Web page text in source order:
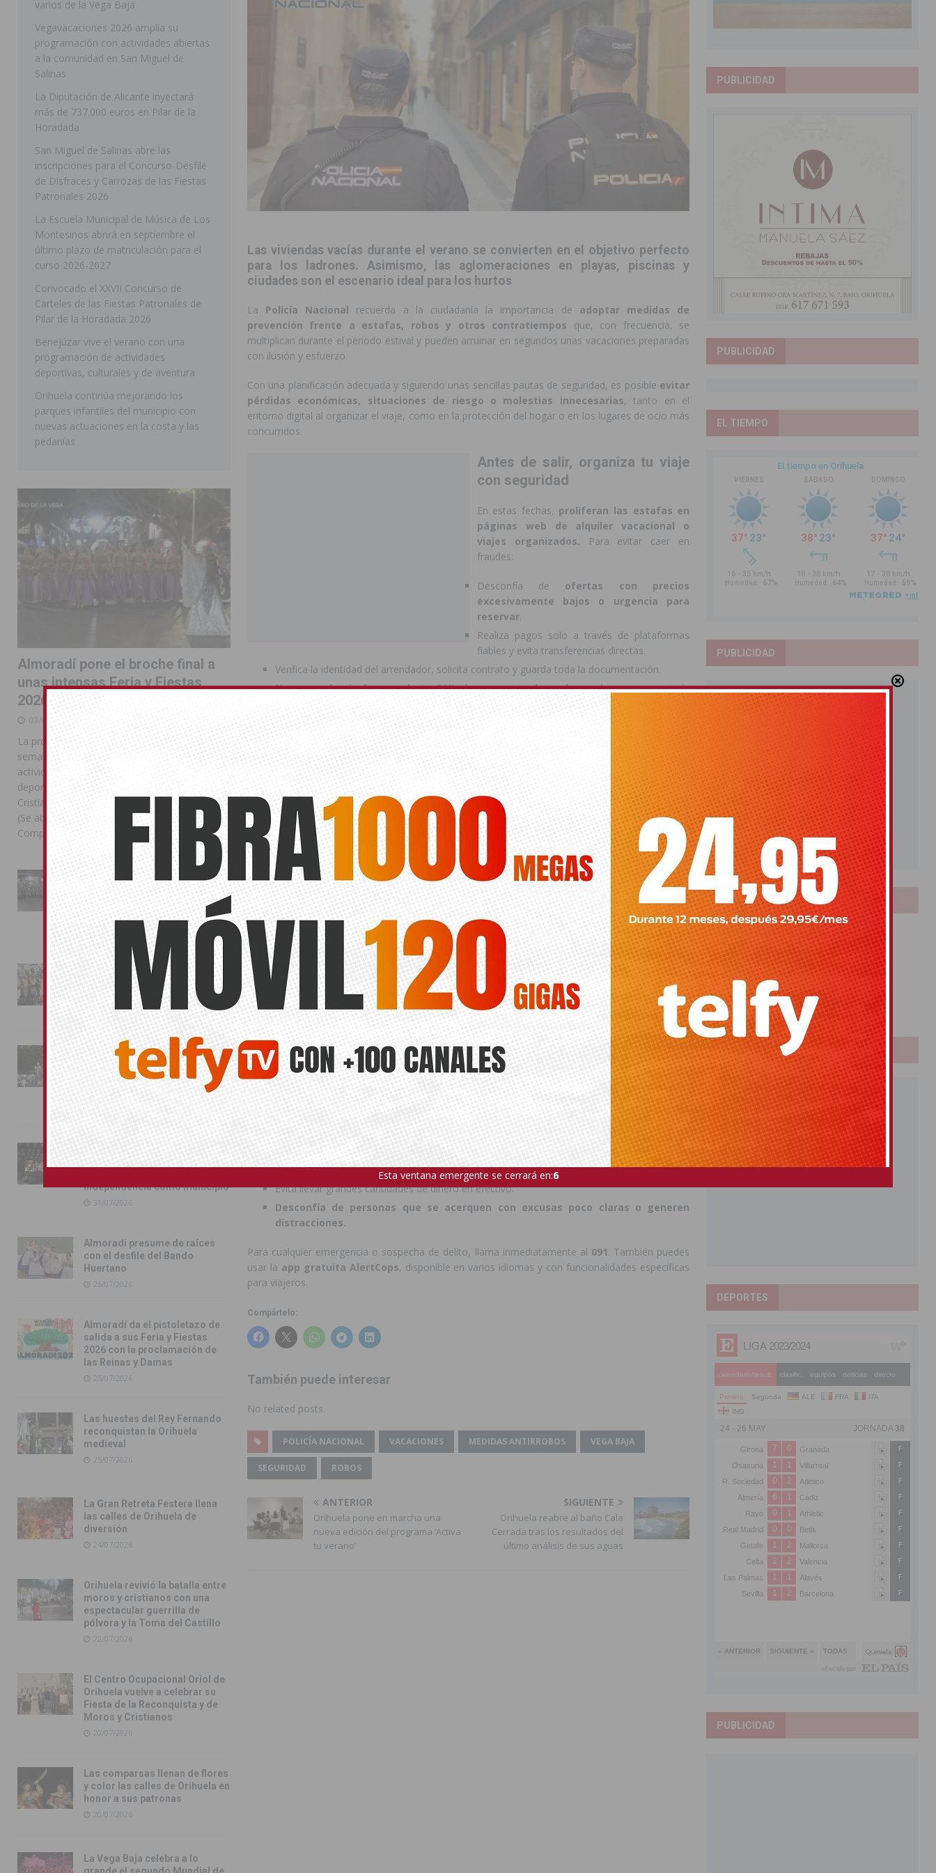
[ 05/08/2026 ]
Orihuela ultima diferentes soluciones para garantizar la seguridad y la continuidad educativa del alumnado del
CEIP Virgen de la Puerta
ORIHUELA
Torrevieja presenta su programación de finales de 2026 tras superar los 78.000 espectadores
[ 05/08/2026 ] Sanidad Orihuela llama a observar el eclipse solar del 12 de agosto con protección homologada y a planificar
los desplazamientos
ORIHUELA
Orihuela acogerá una sesión informativa sobre los recursos disponibles para las mujeres víctimas de violencia
ORIHUELA
[ 06/08/2026 ]
Redován presenta la programación de sus Fiestas Patronales en honor a la Virgen de la Salud y San Miguel
[ 06/08/2026 ] El PSOE denuncia una nueva prórroga de la ORA en Orihuela ‘sin mejoras ni bonificaciones’
[ 06/08/2026 ]
La Diputación destina dos millones de euros a la prevención de incendios en los municipios alicantinos, entre
ellos varios de la Vega Baja
COMARCA
[ 06/08/2026 ] Vegavacaciones 2026 amplía su programación con actividades abiertas a la comunidad en San Miguel de Salinas
Las viviendas vacías durante el verano se convierten en el objetivo perfecto
para los ladrones. Asimismo, l as aglomeraciones en playas, piscinas y
ciudades son el escenario ideal para los hurtos
La Policía Nacional recuerda a la ciudadanía la importancia de adoptar medidas de
prevención frente a estafas, robos y otros contratiempos que, con frecuencia, se
multiplican durante el periodo estival y pueden arruinar en segundos unas vacaciones preparadas
con ilusión y esfuerzo.
Con una planificación adecuada y siguiendo unas sencillas pautas de seguridad, es posible evitar
pérdidas económicas, situaciones de riesgo o molestias innecesarias, tanto en el
entorno digital al organizar el viaje, como en la protección del hogar o en los lugares de ocio más
concurridos.
Antes de salir, organiza tu viaje
con seguridad
En estas fechas, proliferan las estafas en
páginas web de alquiler vacacional o
viajes organizados. Para evitar caer en
fraudes:
Desconfía de ofertas con precios
excesivamente bajos o urgencia para
reservar.
Realiza pagos solo a través de plataformas
fiables y evita transferencias directas.
Verifica la identidad del arrendador, solicita contrato y guarda toda la documentación.
Nunca envíes imágenes de tu DNI ni compartas datos bancariospor mensajería
Asegúrate de que tu documentación esté en regla antes de viajar
El DNIpuede renovarse hasta 180 días antes de su caducidad.
Pasaporte
, hasta un año antes.
Sin estos documentos en vigor, podrías no poder embarcar, coger un tren o alojarte en un
hotel.
Protege tu vivienda
Durante las ausencias prolongadas,es fundamental que tu casa no dé sensación de estar
vacía.
No anunciar en redes sociales que te vas de vacaciones.
Programar luces con temporizadores o encender una radio o televisión en
horarios clave
Pedir a alguien de confianza que recoja el correo y vigile la vivienda, sobre todo con
marcajes en las puertas con pequeños plásticos o hilos de pegamento.
Cerrar puertas y ventanas con llave y activar sistemas de alarma o video vigilancia si los
tienes.
En la playa, la piscina o zonas concurridas, cuida tus pertenencias
Los amigos de lo ajeno aprovechan los descuidos y aglomeraciones para sustraer objetos
personales.
Lleva siempre elbolso o mochila cerrada y delante del cuerpo.
Nunca dejes tus pertenencias solas mientras te bañas.
No pierdas de vista tu móvil ni tu cartera, y guárdalos en los bolsillos delanteros.
Evita llevar grandes cantidades de dinero en efectivo.
Desconfía de personas que se acerquen con excusas poco claras o generen
distracciones.
Para cualquier emergencia o sospecha de delito, llama inmediatamente al 091. También puedes
usar la app gratuita AlertCops, disponible en varios idiomas y con funcionalidades específicas
para viajeros.
Compártelo:
También puede interesar
No related posts.
POLICÍA NACIONAL VACACIONES MEDIDAS ANTIRROBOS VEGA BAJA
SEGURIDAD ROBOS
ANTERIOR
Orihuela pone en marcha una
nueva edición del programa ‘Activa
tu verano’
SIGUIENTE
Orihuela reabre al baño Cala
Cerrada tras los resultados del
último análisis de sus aguas
varios de la Vega Baja
Vegavacaciones 2026 amplía su
programación con actividades abiertas
a la comunidad en San Miguel de
Salinas
La Diputación de Alicante inyectará
más de 737.000 euros en Pilar de la
Horadada
San Miguel de Salinas abre las
inscripciones para el Concurso-Desfile
de Disfraces y Carrozas de las Fiestas
Patronales 2026
La Escuela Municipal de Música de Los
Montesinos abrirá en septiembre el
último plazo de matriculación para el
curso 2026-2027
Convocado el XXVII Concurso de
Carteles de las Fiestas Patronales de
Pilar de la Horadada 2026
Benejúzar vive el verano con una
programación de actividades
deportivas, culturales y de aventura
Orihuela continúa mejorando los
parques infantiles del municipio con
nuevas actuaciones en la costa y las
pedanías
Almoradí pone el broche final a
unas intensas Feria y Fiestas
2026
03/08/2026
La programación reunió durante más de una
semana actos institucionales, conciertos,
actividades familiares, competiciones
deportivas y las celebraciones de Moros y
Cristianos Compártelo: Comparte en Facebook
(Se abre en una ventana nueva) Facebook
Compartir en
La Entrada Cristiana llena de
esplendor las calles de
Almoradí en una multitudinaria
jornada festera
02/08/2026
La magia de la Entrada Mora
conquista las calles de
Almoradí
01/08/2026
La fiesta se adueña de
Almoradí con la presentación
de los cargos festeros y la
toma del castillo
31/07/2026
Pilar de la Horadada
conmemora con emoción el
independencia como municipio
31/07/2026
Almoradí presume de raíces
con el desfile del Bando
Huertano
26/07/2026
Almoradí da el pistoletazo de
salida a sus Feria y Fiestas
2026 con la proclamación de
las Reinas y Damas
25/07/2026
Las huestes del Rey Fernando
reconquistan la Orihuela
medieval
25/07/2026
La Gran Retreta Festera llena
las calles de Orihuela de
diversión
24/07/2026
Orihuela revivió la batalla entre
moros y cristianos con una
espectacular guerrilla de
pólvora y la Toma del Castillo
22/07/2026
El Centro Ocupacional Oriol de
Orihuela vuelve a celebrar su
Fiesta de la Reconquista y de
Moros y Cristianos
20/07/2026
Las comparsas llenan de flores
y color las calles de Orihuela en
honor a sus patronas
20/07/2026
La Vega Baja celebra a lo
PUBLICIDAD
PUBLICIDAD
EL TIEMPO
PUBLICIDAD
LOTERIAS
Bonoloto
Primitiva
El Gordo
Euromillones
Loteria
Once
PUBLICIDAD
DEPORTES
PUBLICIDAD
Esta ventana emergente se cerrará en:4